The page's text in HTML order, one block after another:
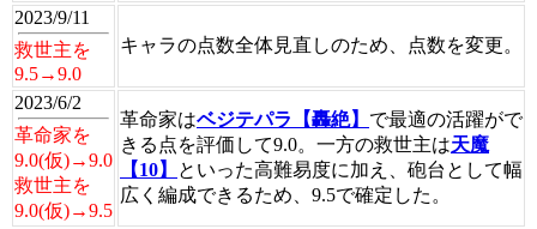
2023/9/11
救世主を
9.5→9.0
キャラの点数全体見直しのため、点数を変更。
2023/6/2
革命家を
9.0(仮)→9.0
救世主を
9.0(仮)→9.5
革命家はベジテパラ【轟絶】 で最適の活躍がで
きる点を評価して9.0。一方の救世主は天魔
【10】
といった高難易度に加え、砲台として幅
広く編成できるため、9.5で確定した。